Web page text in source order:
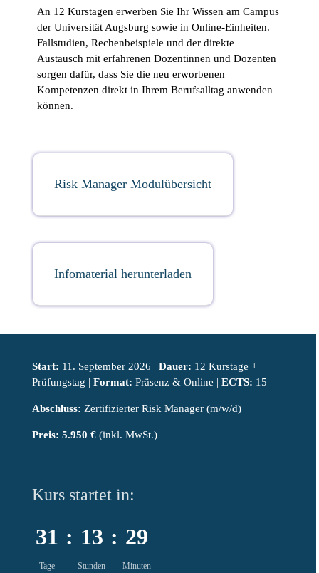
An 12 Kurstagen erwerben Sie Ihr Wissen am Campus
der Universität Augsburg sowie in Online-Einheiten.
Fallstudien, Rechenbeispiele und der direkte
Austausch mit erfahrenen Dozentinnen und Dozenten
sorgen dafür, dass Sie die neu erworbenen
Kompetenzen direkt in Ihrem Berufsalltag anwenden
können.
Risk Manager Modulübersicht
Infomaterial herunterladen
Start: 11. September 2026 | Dauer: 12 Kurstage +
Prüfungstag | Format: Präsenz & Online | ECTS: 15
Abschluss: Zertifizierter Risk Manager (m/w/d)
Preis: 5.950 €(inkl. MwSt.)
Kurs startet in:
31
Tage
: 13
Stunden
: 29
Minuten